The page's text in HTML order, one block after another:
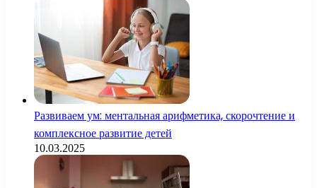
Развиваем ум: ментальная арифметика, скорочтение и
комплексное развитие детей
10.03.2025